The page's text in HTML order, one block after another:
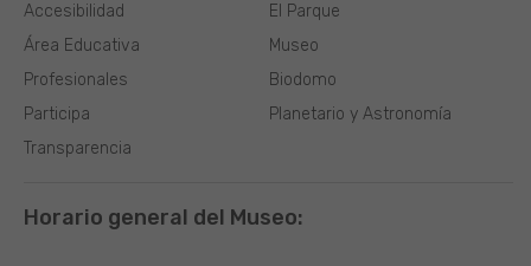
El Parque
Museo
Biodomo
Planetario y Astronomía
Área Educativa
Profesionales
Participa
Transparencia
Accesibilidad
Horario general del Museo: